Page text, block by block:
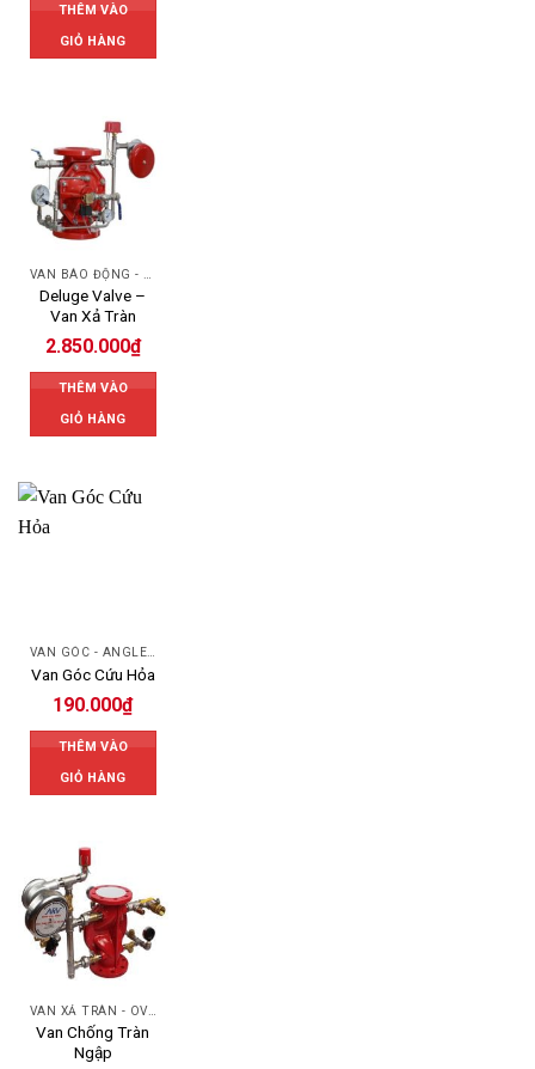
THÊM VÀO
GIỎ HÀNG
VAN BÁO ĐỘNG - ALARM VALVE
Deluge Valve –
Van Xả Tràn
2.850.000₫
THÊM VÀO
GIỎ HÀNG
VAN GÓC - ANGLE VALVE
Van Góc Cứu Hỏa
190.000₫
THÊM VÀO
GIỎ HÀNG
VAN XẢ TRÀN - OVERFLOW VALVE
Van Chống Tràn
Ngập